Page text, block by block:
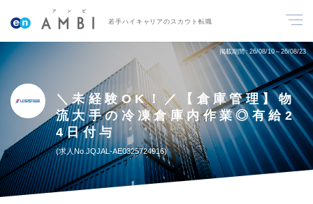
若手ハイキャリアのスカウト転職
掲載期間 26/08/10～26/08/23
＼未経験OK！／【倉庫管理】物
流大手の冷凍倉庫内作業◎有給2
4日付与
求人No.JQJAL-AE0325724916